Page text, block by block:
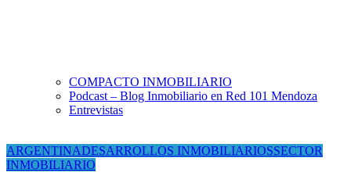
COMPACTO INMOBILIARIO
Podcast – Blog Inmobiliario en Red 101 Mendoza
Entrevistas
ARGENTINADESARROLLOS INMOBILIARIOSSECTOR
INMOBILIARIO